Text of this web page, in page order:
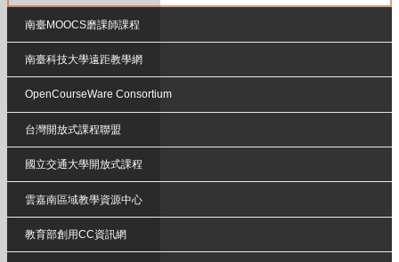
南臺MOOCS磨課師課程
南臺科技大學遠距教學網
OpenCourseWare Consortium
台灣開放式課程聯盟
國立交通大學開放式課程
雲嘉南區域教學資源中心
教育部創用CC資訊網